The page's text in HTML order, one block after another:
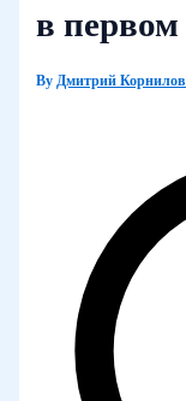
в первом
ByДмитрий